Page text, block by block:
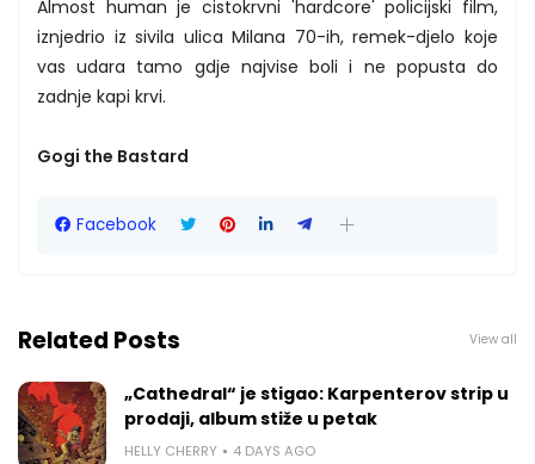
Almost human je cistokrvni 'hardcore' policijski film,
iznjedrio iz sivila ulica Milana 70-ih, remek-djelo koje
vas udara tamo gdje najvise boli i ne popusta do
zadnje kapi krvi.
Gogi the Bastard
Facebook
Related Posts View all
„Cathedral“ je stigao: Karpenterov strip u
prodaji, album stiže u petak
HELLY CHERRY 4 DAYS AGO